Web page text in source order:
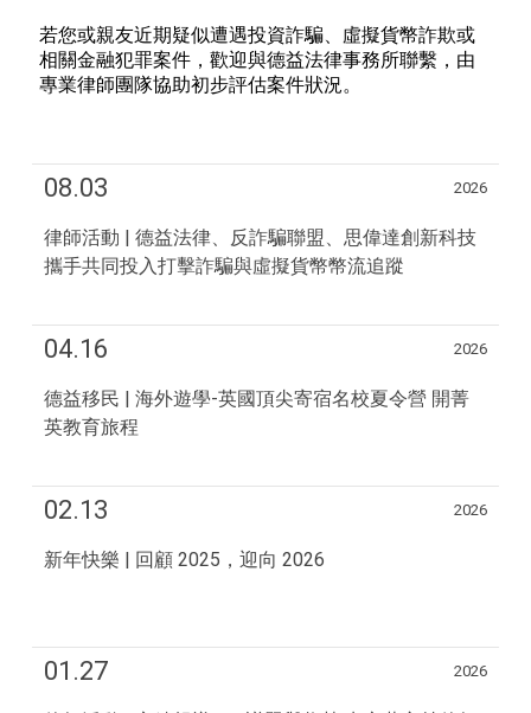
若您或親友近期疑似遭遇投資詐騙、虛擬貨幣詐欺或
相關金融犯罪案件，歡迎與德益法律事務所聯繫，由
專業律師團隊協助初步評估案件狀況。
08.03 2026
律師活動 | 德益法律、反詐騙聯盟、思偉達創新科技
攜手共同投入打擊詐騙與虛擬貨幣幣流追蹤
04.16 2026
德益移民 | 海外遊學-英國頂尖寄宿名校夏令營 開菁
英教育旅程
02.13 2026
新年快樂 | 回顧 2025，迎向 2026
01.27 2026